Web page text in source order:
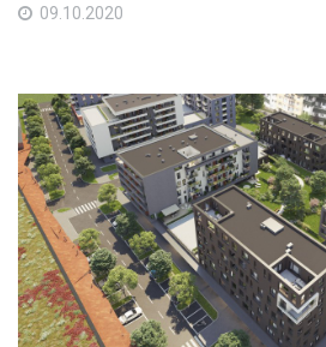
09.10.2020